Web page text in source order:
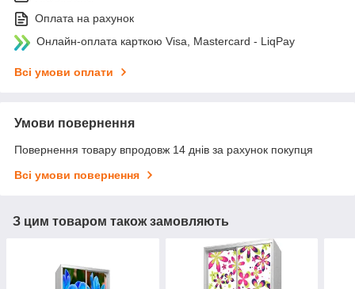
Оплата на рахунок
Онлайн-оплата карткою Visa, Mastercard - LiqPay
Всі умови оплати
Умови повернення
Повернення товару впродовж 14 днів за рахунок покупця
Всі умови повернення
З цим товаром також замовляють